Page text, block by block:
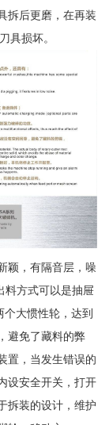
拆后更磨，在再装
具损坏。
颖，有隔音层，噪
料方式可以是抽屉
大惯性轮，达到
避免了藏料的弊
置，当发生错误的
设安全开关，打开
拆装的设计，维护